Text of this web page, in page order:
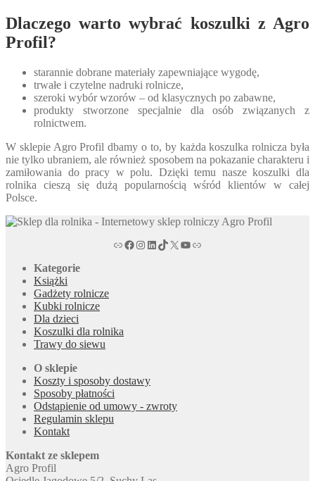
Dlaczego warto wybrać koszulki z Agro
Profil?
starannie dobrane materiały zapewniające wygodę,
trwałe i czytelne nadruki rolnicze,
szeroki wybór wzorów – od klasycznych po zabawne,
produkty stworzone specjalnie dla osób związanych z
rolnictwem.
W sklepie Agro Profil dbamy o to, by każda koszulka rolnicza była
nie tylko ubraniem, ale również sposobem na pokazanie charakteru i
zamiłowania do pracy w polu. Dzięki temu nasze koszulki dla
rolnika cieszą się dużą popularnością wśród klientów w całej
Polsce.
agroprofil.pl
Facebook magazyn rolniczy Agro Profilmagazyn rolniczy Agro Profil na portalu Instagram
magazyn rolniczy Agro Profil w serwisie LinkedIn
magazyn rolniczy Agro Profil w serwisie TikTok
X Kanał tv magazynu rolniczego Agro Profil na YouTub
Link
Kategorie
Książki
Gadżety rolnicze
Kubki rolnicze
Dla dzieci
Koszulki dla rolnika
Trawy do siewu
O sklepie
Koszty i sposoby dostawy
Sposoby płatności
Odstąpienie od umowy - zwroty
Regulamin sklepu
Kontakt
Kontakt ze sklepem
Agro Profil